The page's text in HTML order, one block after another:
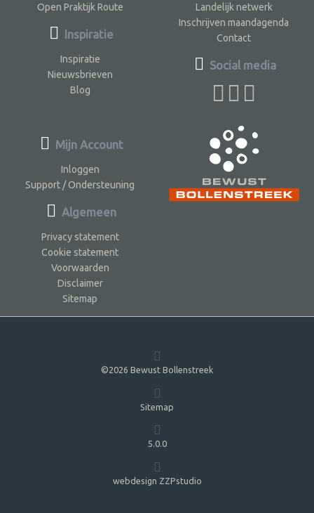
Open Praktijk Route
Inspiratie
Inspiratie
Nieuwsbrieven
Blog
Landelijk netwerk
Inschrijven maandagenda
Contact
Social media
Mijn Account
Inloggen
Support / Ondersteuning
Algemeen
Privacy statement
Cookie statement
Voorwaarden
Disclaimer
Sitemap
©2026 Bewust Bollenstreek
Sitemap
5.0.0
webdesign ZZPstudio